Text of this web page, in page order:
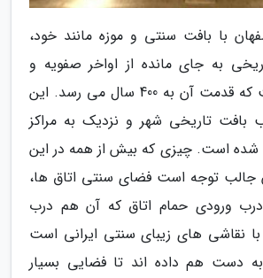
با بافت سنتی و موزه مانند خود،
به جای مانده از اواخر صفویه و
اوایل قاجاریه است که قدمت آن به 400 سال می رسد. این
تاریخی شهر و نزدیک به مراکز
شده است. چیزی که بیش از همه در این
جالب توجه است فضای سنتی اتاق ها،
ورودی حمام اتاق که آن هم درب
نقاشی های زیبای سنتی ایرانی است
هم داده اند تا فضایی بسیار